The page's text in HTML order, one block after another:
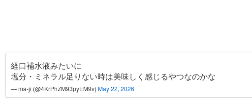
経口補水液みたいに
塩分・ミネラル足りない時は美味しく感じるやつなのかな
— ma-ji (@4KrPhZM93pyEM9v) May 22, 2026